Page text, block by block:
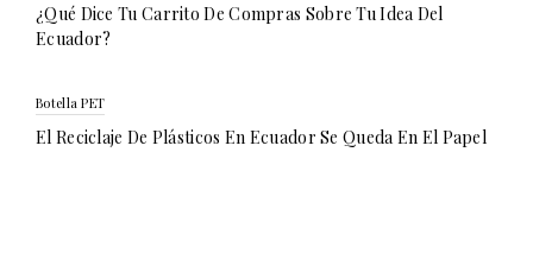
¿Qué Dice Tu Carrito De Compras Sobre Tu Idea Del
Ecuador?
Botella PET
El Reciclaje De Plásticos En Ecuador Se Queda En El Papel